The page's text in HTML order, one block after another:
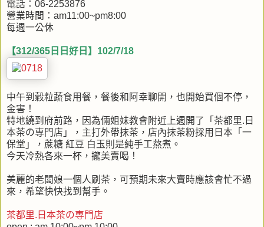
電話：06-2253876
營業時間：am11:00~pm8:00
每週一公休
【312/365日日好日】102/7/18
中午到穀粒蔬食用餐，餐後和阿幸聊開，也開始買個不停，
金害！
特地繞到府前路，因為倆姐妹教會附近上週開了「茶都里.日
本茶の専門店」，主打外帶抹茶，店內抹茶粉採用日本「一
保堂」，蔗糖 紅豆 白玉則是純手工熬煮。
今天冷熱各來一杯，攏美賣喝！
美麗的老闆娘一個人刷茶，可預期未來大賣時應該會忙不過
來，希望快快找到幫手。
茶都里.日本茶の専門店